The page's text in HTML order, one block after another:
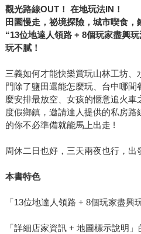
觀光路線OUT！ 在地玩法IN！
田園慢走，祕境探險，城市喫食，
“13位地達人領路 + 8個玩家盡興
玩不膩！
三義如何才能快樂賞玩山林工坊
門除了鹽田還能怎麼玩、台中哪
麼安排最放空、女孩的愜意追火
度假鄉鎮，邀請達人提供的私房
的你不必準備就能馬上出走 !
周休二日也好，三天兩夜也行，出
本書特色
「13位地達人領路 + 8個玩家盡興
「詳細店家資訊 + 地圖標示說明